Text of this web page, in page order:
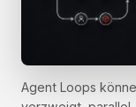
Agent Loops